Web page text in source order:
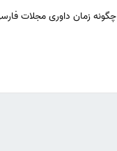
چگونه زمان داوری مجلات